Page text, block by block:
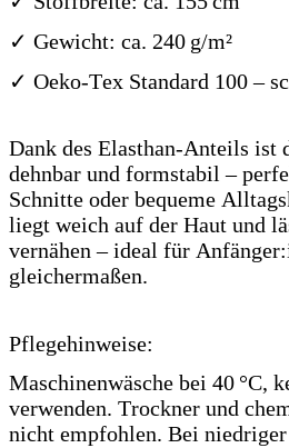
✓ Gewicht: ca. 240 g/m²
✓ Oeko-Tex Standard 100 –
Dank des Elasthan-Anteils ist
dehnbar und formstabil –
Schnitte oder bequeme
liegt weich auf der Haut und
vernähen – ideal für
gleichermaßen.
Pflegehinweise:
Maschinenwäsche bei 40 °C,
verwenden. Trockner und
nicht empfohlen. Bei